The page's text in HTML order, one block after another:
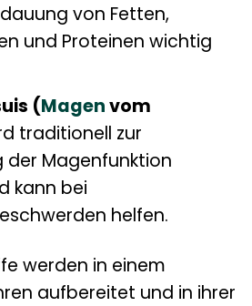
von Fetten,
und Proteinen wichtig
(Magenvom
traditionell zur
der Magenfunktion
kann bei
helfen.
werden in einem
aufbereitet und in ihrer